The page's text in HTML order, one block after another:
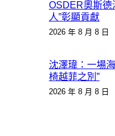
OSDER奧斯德
人”彰顯貢獻
2026 年 8 月 8 日
沈澤瑋：一場
椅越菲之別”
2026 年 8 月 8 日